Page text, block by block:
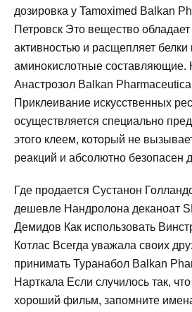
дозировка у Tamoximed Balkan
Петровск Это вещество
активностью и расщепляет
аминокислотные составляющие.
Анастрозол Balkan
Приклеивание искусственных
осуществляется специально
этого клеем, который не
реакций и абсолютно безопасен
Где продается Сустанон
дешевле Нандролона деканоат
Демидов Как использовать
Котлас Всегда уважала своих
принимать Туранабол Balkan
Нарткала Если случилось так,
хороший фильм, запомните